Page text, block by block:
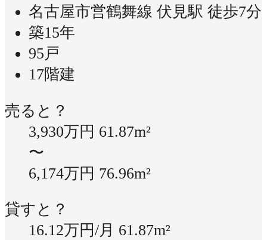
名古屋市営鶴舞線 伏見駅 徒歩7分
築15年
95戸
17階建
売ると？
3,930万円 61.87m²
〜
6,174万円 76.96m²
貸すと？
16.12万円/月 61.87m²